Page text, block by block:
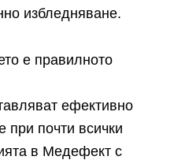
избледняване.
е правилното
ефективно
при почти всички
в Медефект с